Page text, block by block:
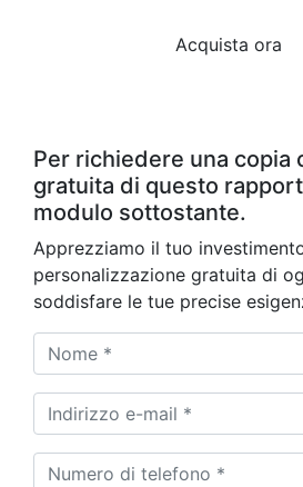
Acquista ora
Per richiedere una copia
gratuita di questo
modulo sottostante.
Apprezziamo il tuo
personalizzazione gratuita di
soddisfare le tue precise